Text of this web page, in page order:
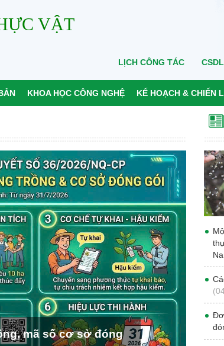
VẬT
LỊCH CÔNG TÁC
KHOA HỌC CÔNG NGHỆ KẾ HOẠCH & CHIẾN
mã số cơ sở đóng